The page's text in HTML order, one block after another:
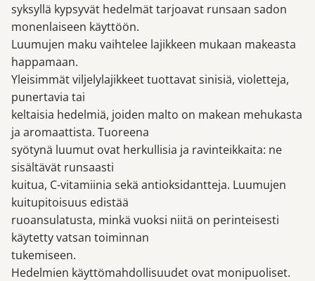
syksyllä kypsyvät hedelmät tarjoavat runsaan sadon
monenlaiseen käyttöön.
Luumujen maku vaihtelee lajikkeen mukaan makeasta
happamaan.
Yleisimmät viljelylajikkeet tuottavat sinisiä, violetteja,
punertavia tai
keltaisia hedelmiä, joiden malto on makean mehukasta
ja aromaattista. Tuoreena
syötynä luumut ovat herkullisia ja ravinteikkaita: ne
sisältävät runsaasti
kuitua, C-vitamiinia sekä antioksidantteja. Luumujen
kuitupitoisuus edistää
ruoansulatusta, minkä vuoksi niitä on perinteisesti
käytetty vatsan toiminnan
tukemiseen.
Hedelmien käyttömahdollisuudet ovat monipuoliset.